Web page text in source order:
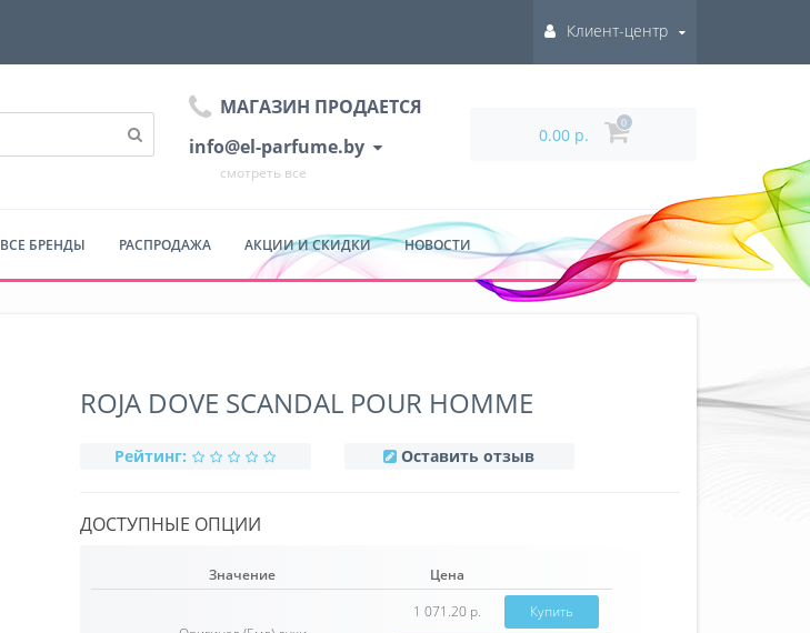
Клиент-центр
МАГАЗИН ПРОДАЕТСЯ
info@el-parfume.by
смотреть все
0.00 р.
0
ВСЕ БРЕНДЫ РАСПРОДАЖА АКЦИИ И СКИДКИ НОВОСТИ
ROJA DOVE SCANDAL POUR HOMME
Рейтинг: Оставить отзыв
ДОСТУПНЫЕ ОПЦИИ
Значение Цена
1 071.20 р. Купить